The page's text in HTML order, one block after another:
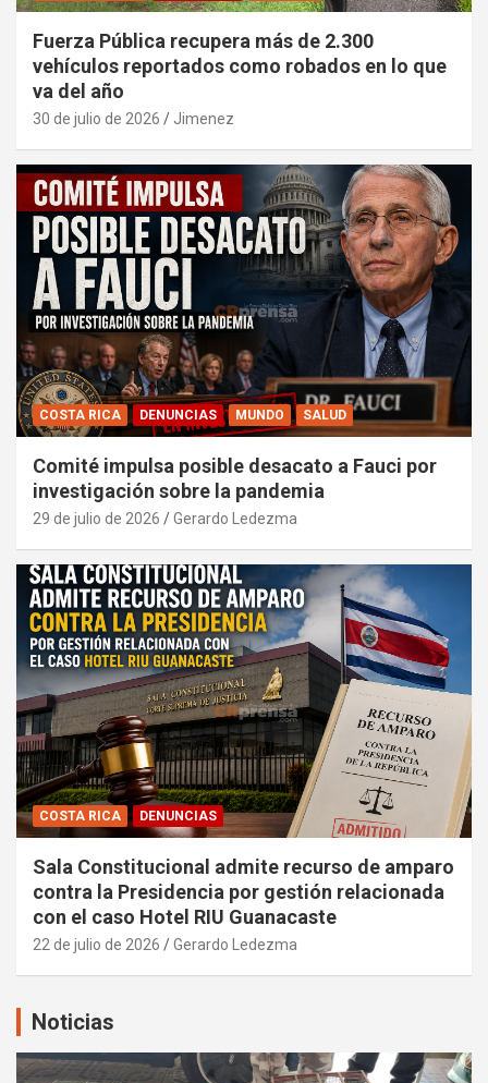
Fuerza Pública recupera más de 2.300
vehículos reportados como robados en lo que
va del año
30 de julio de 2026 Jimenez
COSTA RICA DENUNCIAS MUNDO SALUD
Comité impulsa posible desacato a Fauci por
investigación sobre la pandemia
29 de julio de 2026 Gerardo Ledezma
COSTA RICA DENUNCIAS
Sala Constitucional admite recurso de amparo
contra la Presidencia por gestión relacionada
con el caso Hotel RIU Guanacaste
22 de julio de 2026 Gerardo Ledezma
Noticias